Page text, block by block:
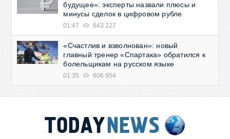
будущее»: эксперты назвали плюсы и
минусы сделок в цифровом рубле
01:47 643 227
«Счастлив и взволнован»: новый
главный тренер «Спартака» обратился к
болельщикам на русском языке
01:35 606 954